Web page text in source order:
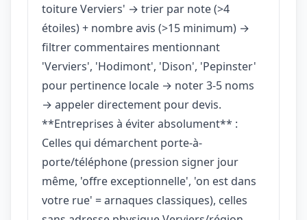
toiture Verviers' → trier par note (>4
étoiles) + nombre avis (>15 minimum) →
filtrer commentaires mentionnant
'Verviers', 'Hodimont', 'Dison', 'Pepinster'
pour pertinence locale → noter 3-5 noms
→ appeler directement pour devis.
**Entreprises à éviter absolument** :
Celles qui démarchent porte-à-
porte/téléphone (pression signer jour
même, 'offre exceptionnelle', 'on est dans
votre rue' = arnaques classiques), celles